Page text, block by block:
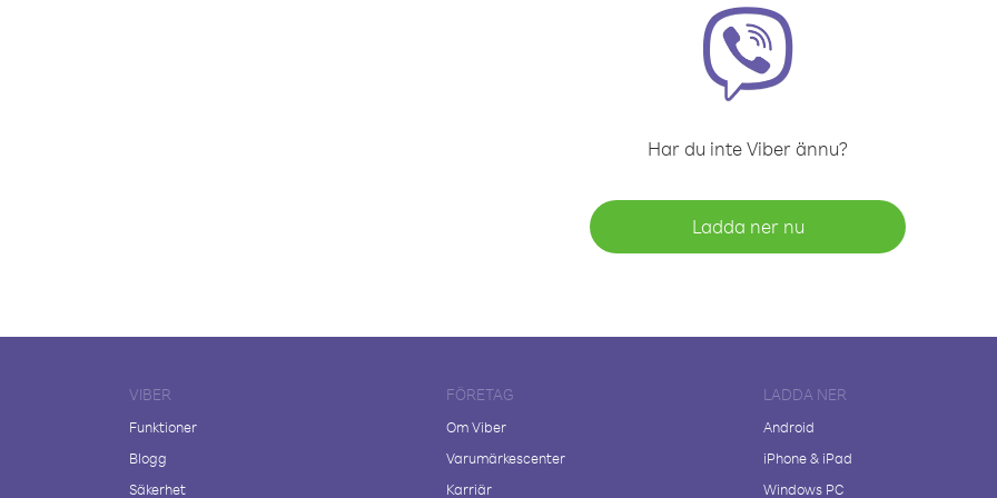
Har du inte Viber ännu?
Ladda ner nu
VIBER
Funktioner
Blogg
Säkerhet
FÖRETAG
Om Viber
Varumärkescenter
Karriär
LADDA NER
Android
iPhone & iPad
Windows PC